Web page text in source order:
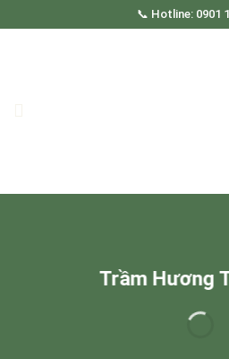
to
📞 Hotline: 0901
Trầm Hương